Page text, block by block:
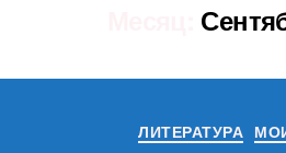
ЛИТЕРАТУРА